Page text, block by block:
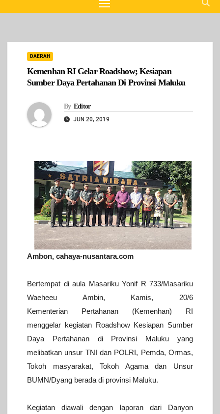
DAERAH
Kemenhan RI Gelar Roadshow; Kesiapan
Sumber Daya Pertahanan Di Provinsi Maluku
By Editor
JUN 20, 2019
Ambon, cahaya-nusantara.com
Bertempat di aula Masariku Yonif R 733/Masariku
Waeheeu Ambin, Kamis, 20/6
Kementerian Pertahanan (Kemenhan) RI
menggelar kegiatan Roadshow Kesiapan Sumber
Daya Pertahanan di Provinsi Maluku yang
melibatkan unsur TNI dan POLRI, Pemda, Ormas,
Tokoh masyarakat, Tokoh Agama dan Unsur
BUMN/Dyang berada di provinsi Maluku.
Kegiatan diawali dengan laporan dari Danyon